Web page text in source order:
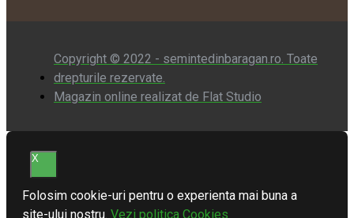
Copyright © 2022 - semintedinbaragan.ro. Toate
drepturile rezervate.
Magazin online realizat de Flat Studio
X
Folosim cookie-uri pentru o experienta mai buna a
site-ului nostru. Vezi politica Cookies